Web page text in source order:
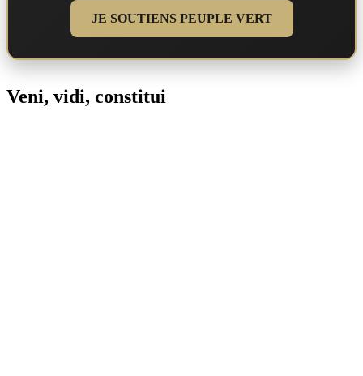
JE SOUTIENS PEUPLE VERT
Veni, vidi, constitui